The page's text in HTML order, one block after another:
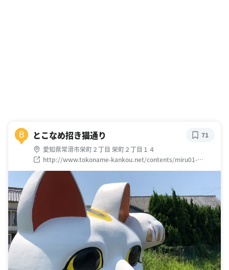
B とこなめ招き猫通り
愛知県常滑市栄町２丁目 栄町２丁目１４
http://www.tokoname-kankou.net/contents/miru01-
13.html
71